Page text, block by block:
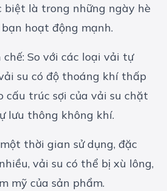
biệt là trong những ngày hè
hoạt động mạnh.
So với các loại vải tự
su có độ thoáng khí thấp
cấu trúc sợi của vải su chặt
lưu thông không khí.
thời gian sử dụng, đặc
vải su có thể bị xù lông,
mỹ của sản phẩm.